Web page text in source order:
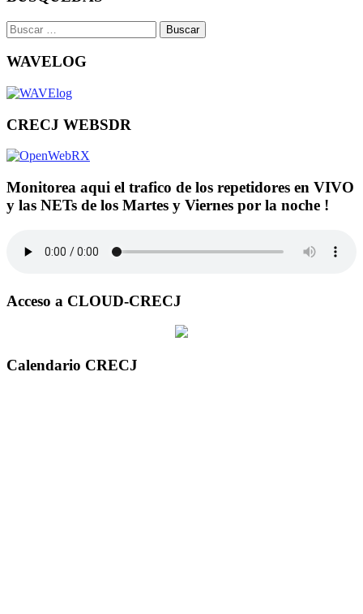
Buscar:
WAVELOG
CRECJ WEBSDR
Monitorea aqui el trafico de los repetidores en VIVO
y las NETs de los Martes y Viernes por la noche !
Acceso a CLOUD-CRECJ
Calendario CRECJ